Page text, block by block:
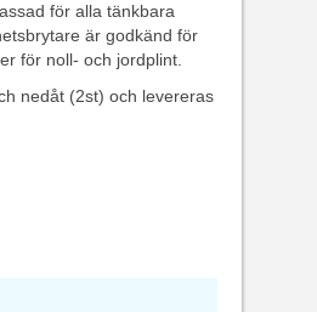
för alla tänkbara
är godkänd för
för noll- och jordplint.
nedåt (2st) och levereras